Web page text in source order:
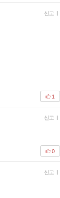
신고 |
1
신고 |
0
신고 |